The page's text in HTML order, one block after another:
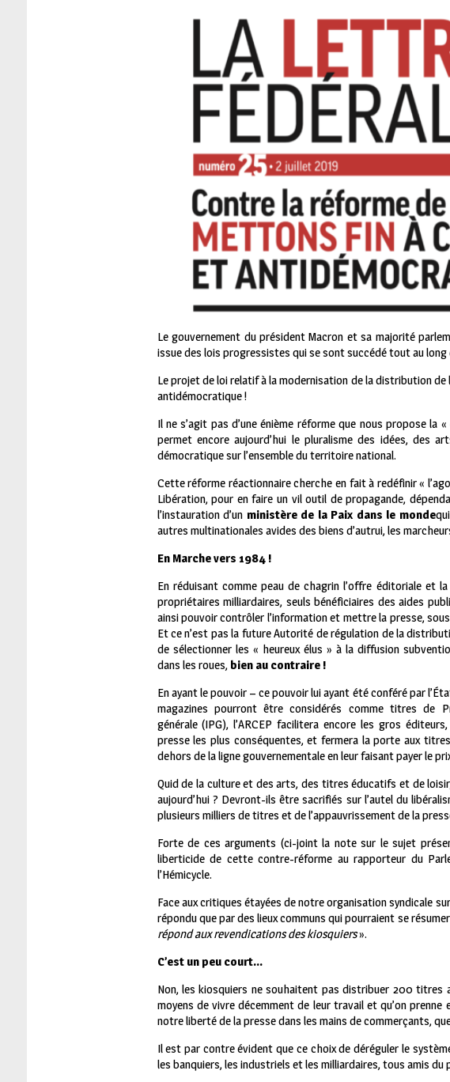
Le gouvernement du président Macron et sa majorité
issue des lois progressistes qui se sont succédé tout au
Le projet de loi relatif à la modernisation de la distribution
antidémocratique !
Il ne s’agit pas d’une énième réforme que nous propose
permet encore aujourd’hui le pluralisme des idées, des
démocratique sur l’ensemble du territoire national.
Cette réforme réactionnaire cherche en fait à redéfinir «
Libération, pour en faire un vil outil de propagande,
l’instauration d’un ministère de la Paix dans le monde
autres multinationales avides des biens d’autrui, les
En Marche vers 1984 !
En réduisant comme peau de chagrin l’offre éditoriale et
propriétaires milliardaires, seuls bénéficiaires des aides
ainsi pouvoir contrôler l’information et mettre la presse,
Et ce n’est pas la future Autorité de régulation de la
de sélectionner les « heureux élus » à la diffusion
dans les roues, bien au contraire !
En ayant le pouvoir – ce pouvoir lui ayant été conféré par
magazines pourront être considérés comme titres de
générale (IPG), l’ARCEP facilitera encore les gros
presse les plus conséquentes, et fermera la porte aux
dehors de la ligne gouvernementale en leur faisant payer le
Quid de la culture et des arts, des titres éducatifs et de
aujourd’hui ? Devront-ils être sacrifiés sur l’autel du
plusieurs milliers de titres et de l’appauvrissement de la
Forte de ces arguments (ci-joint la note sur le sujet
liberticide de cette contre-réforme au rapporteur du
l’Hémicycle.
Face aux critiques étayées de notre organisation syndicale
répondu que par des lieux communs qui pourraient se résumer
répond aux revendications des kiosquiers».
C’est un peu court…
Non, les kiosquiers ne souhaitent pas distribuer 200 titres
moyens de vivre décemment de leur travail et qu’on
notre liberté de la presse dans les mains de commerçants,
Il est par contre évident que ce choix de déréguler le
les banquiers, les industriels et les milliardaires, tous amis